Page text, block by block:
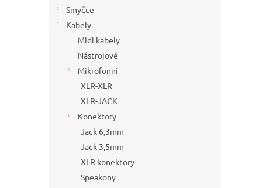
Smyčce
Kabely
Midi kabely
Nástrojové
Mikrofonní
XLR-XLR
XLR-JACK
Konektory
Jack 6,3mm
Jack 3,5mm
XLR konektory
Speakony